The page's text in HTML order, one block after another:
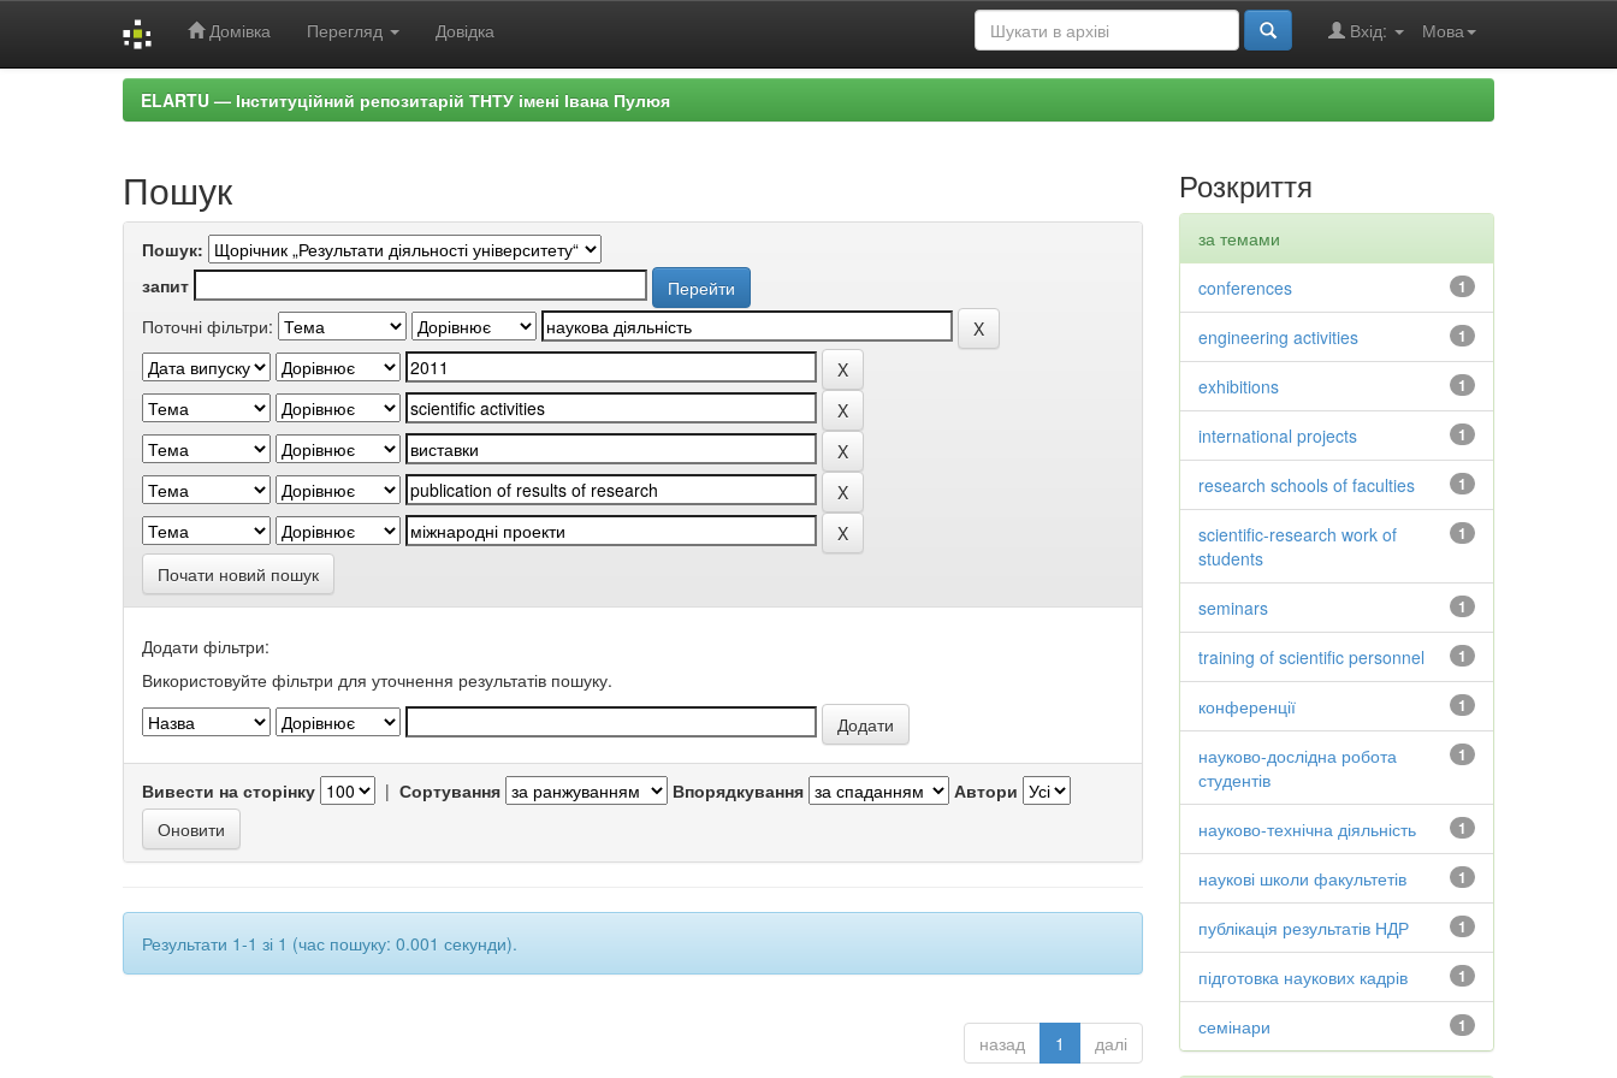
Домівка Перегляд Довідка Мова
Вхід:
ELARTU — Інституційний репозитарій ТНТУ імені Івана Пулюя
Пошук
Пошук:
запит
Поточні фільтри:
Почати новий пошук
Додати фільтри:
Використовуйте фільтри для уточнення результатів пошуку.
Вивести на сторінку | Сортування Впорядкування Автори
Результати 1-1 зі 1 (час пошуку: 0.001 секунди).
назад 1 далі
Розкриття
за темами
1
conferences
1
engineering activities
1
exhibitions
1
international projects
1
research schools of faculties
1
scientific-research work of
students
1
seminars
1
training of scientific personnel
1
конференції
1
науково-дослідна робота
студентів
1
науково-технічна діяльність
1
наукові школи факультетів
1
публікація результатів НДР
1
підготовка наукових кадрів
1
семінари